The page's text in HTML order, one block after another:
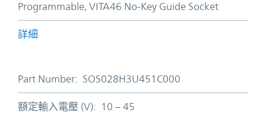
Programmable, VITA46 No-Key Guide Socket
詳細
Part Number: SOS028H3U451C000
額定輸入電壓 (V): 10 – 45